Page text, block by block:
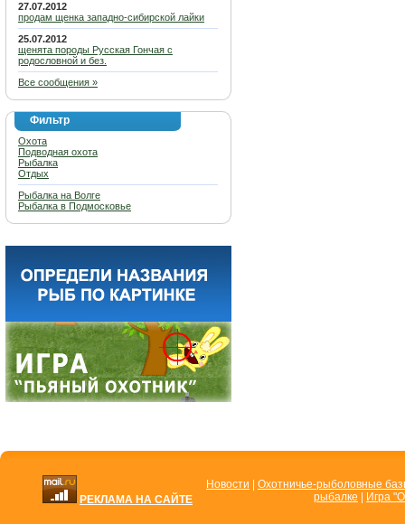
27.07.2012
продам щенка западно-сибирской лайки
25.07.2012
щенята породы Русская Гончая с
родословной и без.
Все сообщения »
Фильтр
Охота
Подводная охота
Рыбалка
Отдых
Рыбалка на Волге
Рыбалка в Подмосковье
РЕКЛАМА НА САЙТЕ
Новости
Охотничье-рыболовные
рыбалке
Игра